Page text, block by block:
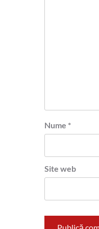
Nume *
Site web